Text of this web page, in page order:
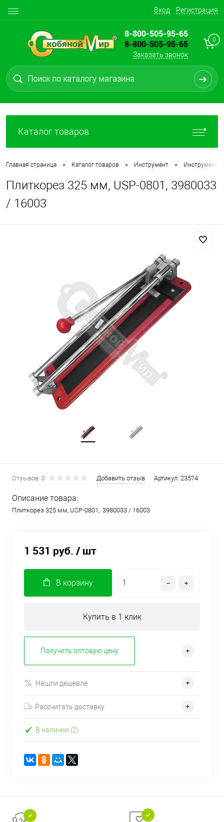
Вход Регистрация
8-800-505-95-65
8-800-505-95-65
Заказать звонок
0
Каталог товаров
Главная страница • Каталог товаров • Инструмент • Инструмент
Плиткорез 325 мм, USP-0801, 3980033
/ 16003
Отзывов: 0 Добавить отзыв Артикул: 23574
Описание товара:
Плиткорез 325 мм, USP-0801, 3980033 / 16003
1 531 руб. / шт
В корзину
Купить в 1 клик
Получить оптовую цену
Нашли дешевле
Рассчитать доставку
В наличии (2)